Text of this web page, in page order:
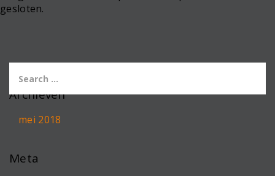
gesloten.
Archieven
mei 2018
Meta